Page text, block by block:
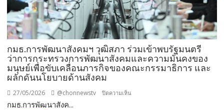
ลุย
งาน
ทันที
กมธ.การพัฒนาสังคมฯ วุฒิสภา ร่วมเข้าพบรัฐมนตรี
ว่าการกระทรวงการพัฒนาสังคมและความมั่นคงของ
มนุษย์เพื่อขับเคลื่อนภารกิจของคณะกรรมาธิการ และ
ผลักดันนโยบายด้านสังคม
27/05/2026 @chonnewstv ปิดความเห็น
กมธ.การพัฒนาสังค...